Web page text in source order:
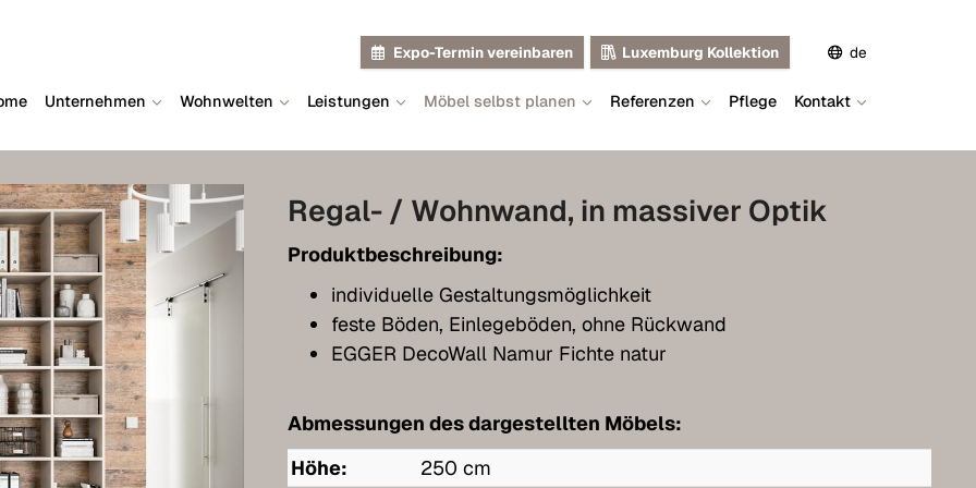
Expo-Termin vereinbaren Luxemburg Kollektion de
en
fr
Unternehmen Wohnwelten Leistungen Möbel selbst planen Referenzen Pflege Kontakt
Regal- / Wohnwand, in massiver Optik
Produktbeschreibung:
individuelle Gestaltungsmöglichkeit
feste Böden, Einlegeböden, ohne Rückwand
EGGER DecoWall Namur Fichte natur
Abmessungen des dargestellten Möbels:
Höhe:
250 cm